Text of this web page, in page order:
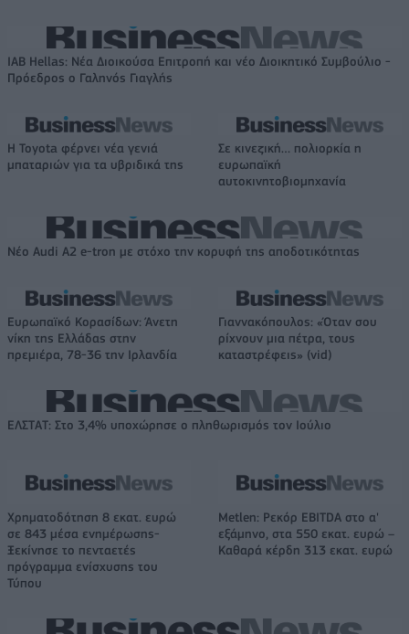
IAB Hellas: Νέα Διοικούσα Επιτροπή και νέο Διοικητικό Συμβούλιο -
Πρόεδρος ο Γαληνός Γιαγλής
Η Toyota φέρνει νέα γενιά
μπαταριών για τα υβριδικά της
Σε κινεζική… πολιορκία η
ευρωπαϊκή
αυτοκινητοβιομηχανία
Νέο Audi A2 e-tron με στόχο την κορυφή της αποδοτικότητας
Ευρωπαϊκό Κορασίδων: Άνετη
νίκη της Ελλάδας στην
πρεμιέρα, 78-36 την Ιρλανδία
Γιαννακόπουλος: «Όταν σου
ρίχνουν μια πέτρα, τους
καταστρέφεις» (vid)
ΕΛΣΤΑΤ: Στο 3,4% υποχώρησε ο πληθωρισμός τον Ιούλιο
Χρηματοδότηση 8 εκατ. ευρώ
σε 843 μέσα ενημέρωσης-
Ξεκίνησε το πενταετές
πρόγραμμα ενίσχυσης του
Τύπου
Metlen: Ρεκόρ EBITDA στο α'
εξάμηνο, στα 550 εκατ. ευρώ –
Καθαρά κέρδη 313 εκατ. ευρώ